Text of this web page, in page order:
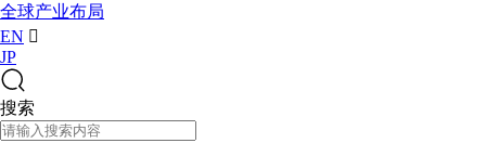
全球产业布局
EN 
JP
搜索